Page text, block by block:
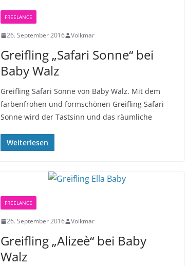
FREELANCE
26. September 2016 Volkmar
Greifling „Safari Sonne“ bei
Baby Walz
Greifling Safari Sonne von Baby Walz. Mit dem
farbenfrohen und formschönen Greifling Safari
Sonne wird der Tastsinn und das räumliche
Weiterlesen
FREELANCE
26. September 2016 Volkmar
Greifling „Alizeè“ bei Baby
Walz